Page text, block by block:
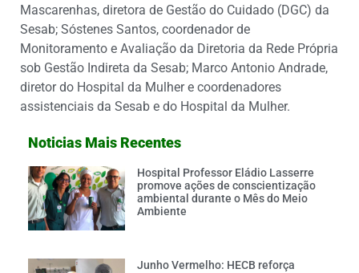
Mascarenhas, diretora de Gestão do Cuidado (DGC) da
Sesab; Sóstenes Santos, coordenador de
Monitoramento e Avaliação da Diretoria da Rede Própria
sob Gestão Indireta da Sesab; Marco Antonio Andrade,
diretor do Hospital da Mulher e coordenadores
assistenciais da Sesab e do Hospital da Mulher.
Noticias Mais Recentes
Hospital Professor Eládio Lasserre
promove ações de conscientização
ambiental durante o Mês do Meio
Ambiente
Junho Vermelho: HECB reforça